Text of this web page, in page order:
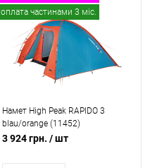
оплата частинами 3 міс.
Намет High Peak RAPIDO 3
blau/orange (11452)
3 924 грн. / шт